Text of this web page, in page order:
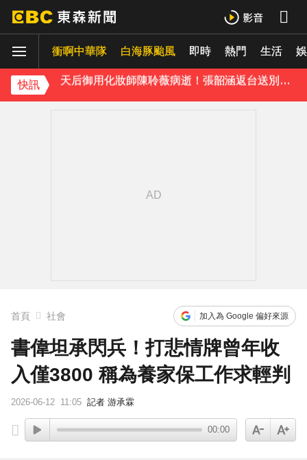
衝啊中華隊 白海豚颱風 即時 熱門 生活
快訊
天后御用化妝師陳聆薇病逝！張韶涵返台送別首發聲：依舊無法相信
下載東森App，隨時掌握天下大小事！
首頁 社會 加入為 Google 偏好來源
書偉坦承閃兵！打悲情牌曾年收
入僅3800 稱為養家保工作求輕判
2026-06-12 11:05 記者 游承霖
00:00